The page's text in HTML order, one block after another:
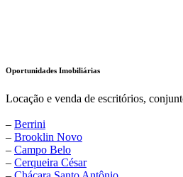
Oportunidades Imobiliárias
Locação e venda de escritórios,
– Berrini
– Brooklin Novo
– Campo Belo
– Cerqueira César